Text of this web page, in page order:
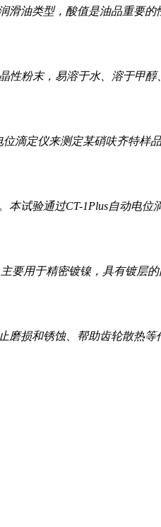
油类型，酸值是油品重要的
性粉末，易溶于水、溶于甲
滴定仪来测定某硝呋齐特样
试验通过CT-1Plus自动电
要用于精密镀镍，具有镀层
损和锈蚀、帮助齿轮散热